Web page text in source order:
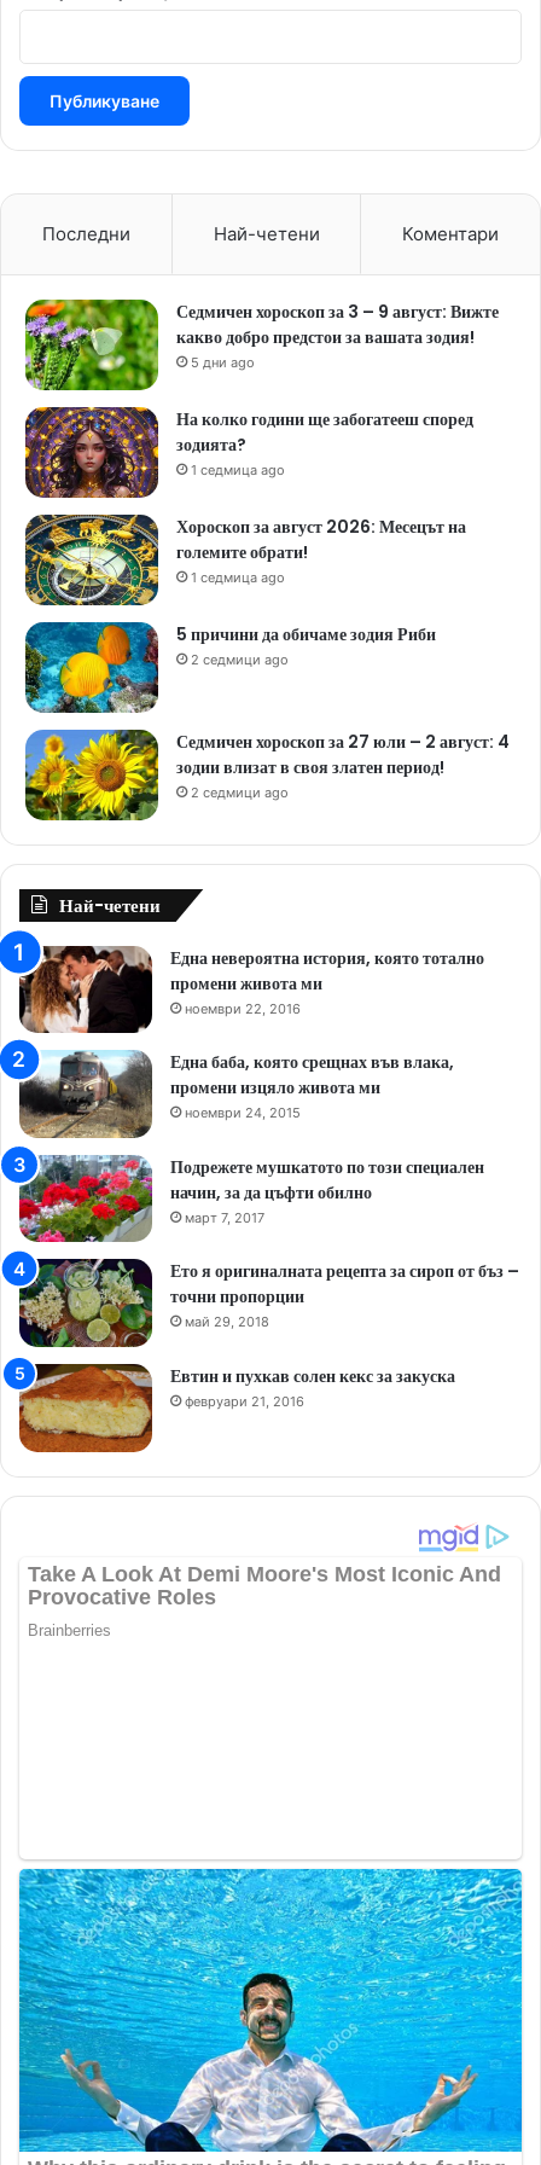
Последни Най-четени Коментари
Седмичен хороскоп за 3 – 9 август: Вижте
какво добро предстои за вашата зодия!
5 дни ago
На колко години ще забогатееш според
зодията?
1 седмица ago
Хороскоп за август 2026: Месецът на
големите обрати!
1 седмица ago
5 причини да обичаме зодия Риби
2 седмици ago
Седмичен хороскоп за 27 юли – 2 август: 4
зодии влизат в своя златен период!
2 седмици ago
Най-четени
Една невероятна история, която тотално
промени живота ми
ноември 22, 2016
Една баба, която срещнах във влака,
промени изцяло живота ми
ноември 24, 2015
Подрежете мушкатото по този специален
начин, за да цъфти обилно
март 7, 2017
Ето я оригиналната рецепта за сироп от бъз –
точни пропорции
май 29, 2018
Евтин и пухкав солен кекс за закуска
февруари 21, 2016